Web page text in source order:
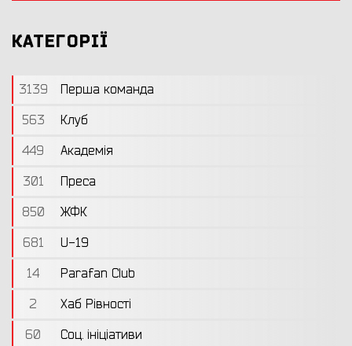
КАТЕГОРІЇ
3139
Перша команда
563
Клуб
449
Академія
301
Преса
850
ЖФК
681
U-19
14
Parafan Club
2
Хаб Рівності
60
Соц. ініціативи